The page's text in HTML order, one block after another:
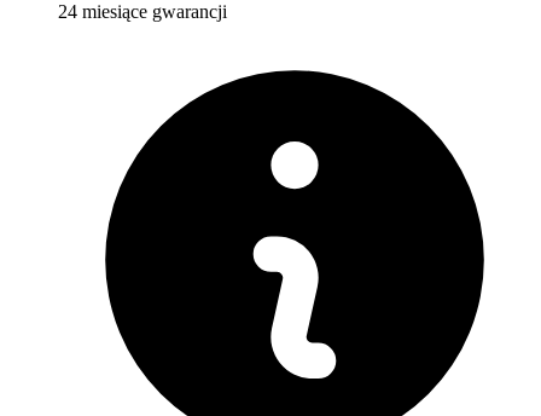
24 miesiące gwarancji